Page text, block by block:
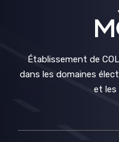
Établissement de
dans les domaines
et les